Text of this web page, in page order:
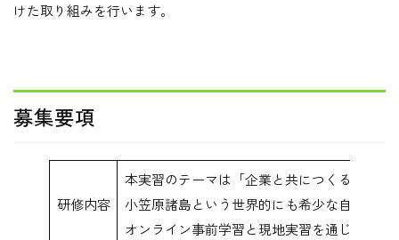
けた取り組みを行います。
募集要項
研修内容
本実習のテーマは「企業と共につくる未来の
小笠原諸島という世界的にも希少な自然環
オンライン事前学習と現地実習を通じて、